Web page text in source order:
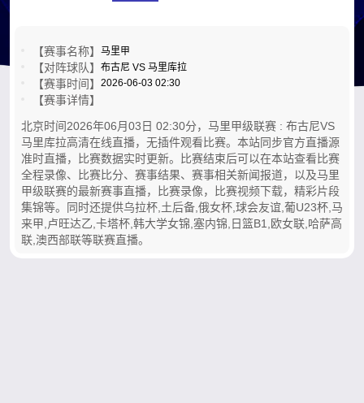
【赛事名称】 马里甲
【对阵球队】 布古尼 VS 马里库拉
【赛事时间】 2026-06-03 02:30
【赛事详情】
北京时间2026年06月03日 02:30分，马里甲级联赛 : 布古尼VS
马里库拉高清在线直播，无插件观看比赛。本站同步官方直播源
准时直播，比赛数据实时更新。比赛结束后可以在本站查看比赛
全程录像、比赛比分、赛事结果、赛事相关新闻报道，以及马里
甲级联赛的最新赛事直播，比赛录像，比赛视频下载，精彩片段
集锦等。同时还提供乌拉杯,土后备,俄女杯,球会友谊,葡U23杯,马
来甲,卢旺达乙,卡塔杯,韩大学女锦,塞内锦,日篮B1,欧女联,哈萨高
联,澳西部联等联赛直播。